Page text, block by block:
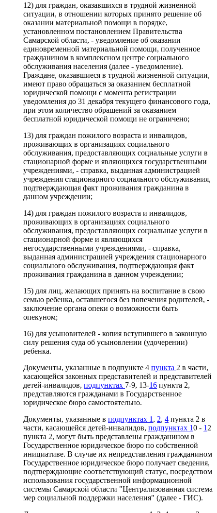
12) для граждан, оказавшихся в трудной жизненной
ситуации, в отношении которых принято решение об
оказании материальной помощи в порядке,
установленном постановлением Правительства
Самарской области, - уведомление об оказании
единовременной материальной помощи, полученное
гражданином в комплексном центре социального
обслуживания населения (далее - уведомление).
Граждане, оказавшиеся в трудной жизненной ситуации,
имеют право обращаться за оказанием бесплатной
юридической помощи с момента регистрации
уведомления до 31 декабря текущего финансового года,
при этом количество обращений за оказанием
бесплатной юридической помощи не ограничено;
13) для граждан пожилого возраста и инвалидов,
проживающих в организациях социального
обслуживания, предоставляющих социальные услуги в
стационарной форме и являющихся государственными
учреждениями, - справка, выданная администрацией
учреждения стационарного социального обслуживания,
подтверждающая факт проживания гражданина в
данном учреждении;
14) для граждан пожилого возраста и инвалидов,
проживающих в организациях социального
обслуживания, предоставляющих социальные услуги в
стационарной форме и являющихся
негосударственными учреждениями, - справка,
выданная администрацией учреждения стационарного
социального обслуживания, подтверждающая факт
проживания гражданина в данном учреждении;
15) для лиц, желающих принять на воспитание в свою
семью ребенка, оставшегося без попечения родителей, -
заключение органа опеки о возможности быть
опекуном;
16) для усыновителей - копия вступившего в законную
силу решения суда об усыновлении (удочерении)
ребенка.
Документы, указанные в подпункте 4 пункта 2 в части,
касающейся законных представителей и представителей
детей-инвалидов, подпунктах 7-9, 13-16 пункта 2,
представляются гражданами в Государственное
юридическое бюро самостоятельно.
Документы, указанные в подпунктах 1 , 2, 4 пункта 2 в
части, касающейся детей-инвалидов, подпунктах 10 - 1 2
пункта 2, могут быть представлены гражданином в
Государственное юридическое бюро по собственной
инициативе. В случае их непредставления гражданином
Государственное юридическое бюро получает сведения,
подтверждающие соответствующий статус, посредством
использования государственной информационной
системы Самарской области "Централизованная система
мер социальной поддержки населения" (далее - ГИС).